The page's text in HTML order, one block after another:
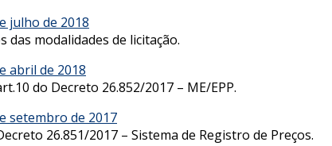
julho de 2018
modalidades de licitação.
abril de 2018
do Decreto 26.852/2017 – ME/EPP.
setembro de 2017
26.851/2017 – Sistema de Registro de Preços.